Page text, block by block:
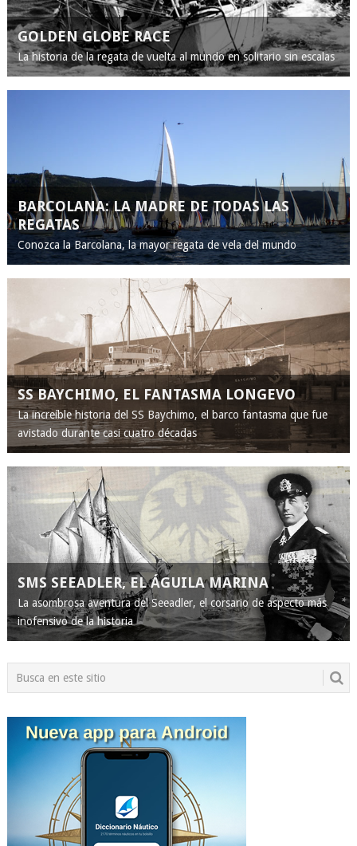
GOLDEN GLOBE RACE
La historia de la regata de vuelta al mundo en solitario sin escalas
BARCOLANA: LA MADRE DE TODAS LAS
REGATAS
Conozca la Barcolana, la mayor regata de vela del mundo
SS BAYCHIMO, EL FANTASMA LONGEVO
La increíble historia del SS Baychimo, el barco fantasma que fue
avistado durante casi cuatro décadas
SMS SEEADLER, EL ÁGUILA MARINA
La asombrosa aventura del Seeadler, el corsario de aspecto más
inofensivo de la historia